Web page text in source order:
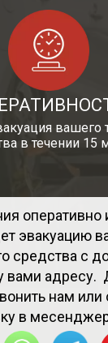
вашего
в течении 15
оперативно
эвакуацию
средства с
вами адресу.
нам или
в